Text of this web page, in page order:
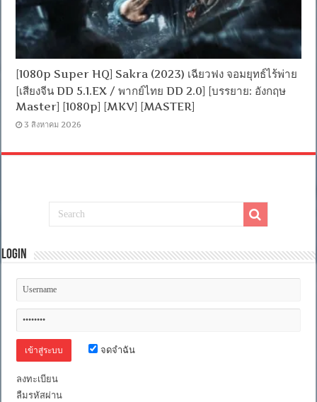
[1080p Super HQ] Sakra (2023) เฉียวฟง จอมยุทธ์ไร้พ่าย
[เสียงจีน DD 5.1.EX / พากย์ไทย DD 2.0] [บรรยาย: อังกฤษ
Master] [1080p] [MKV] [MASTER]
3 สิงหาคม 2026
Login
จดจำฉัน
ลงทะเบียน
ลืมรหัสผ่าน